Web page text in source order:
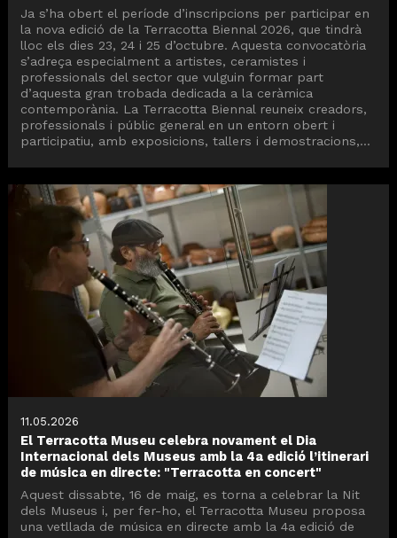
Ja s’ha obert el període d’inscripcions per participar en
la nova edició de la Terracotta Biennal 2026, que tindrà
lloc els dies 23, 24 i 25 d’octubre. Aquesta convocatòria
s’adreça especialment a artistes, ceramistes i
professionals del sector que vulguin formar part
d’aquesta gran trobada dedicada a la ceràmica
contemporània. La Terracotta Biennal reuneix creadors,
professionals i públic general en un entorn obert i
participatiu, amb exposicions, tallers i demostracions,...
11.05.2026
El Terracotta Museu celebra novament el Dia
Internacional dels Museus amb la 4a edició l’itinerari
de música en directe: "Terracotta en concert"
Aquest dissabte, 16 de maig, es torna a celebrar la Nit
dels Museus i, per fer-ho, el Terracotta Museu proposa
una vetllada de música en directe amb la 4a edició de